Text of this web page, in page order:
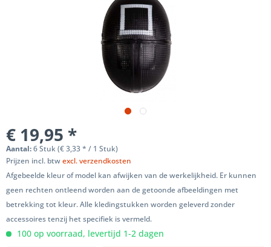
€ 19,95 *
Aantal:6 Stuk (€ 3,33 * / 1 Stuk)
Prijzen incl. btwexcl. verzendkosten
Afgebeelde kleur of model kan afwijken van de werkelijkheid. Er kunnen
geen rechten ontleend worden aan de getoonde afbeeldingen met
betrekking tot kleur. Alle kledingstukken worden geleverd zonder
accessoires tenzij het specifiek is vermeld.
100 op voorraad, levertijd 1-2 dagen